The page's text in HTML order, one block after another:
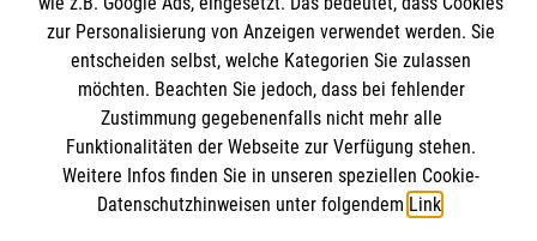
Angebote & Leistungen
Kursangebote
Mitarbeiten & Aktiv werden
Presse und Medien
Impressum
Datenschutz
Malteser online
Malteserorden
zur Personalisierung von Anzeigen verwendet werden. Sie
entscheiden selbst, welche Kategorien Sie zulassen
möchten. Beachten Sie jedoch, dass bei fehlender
Zustimmung gegebenenfalls nicht mehr alle
Funktionalitäten der Webseite zur Verfügung stehen.
Weitere Infos finden Sie in unseren speziellen Cookie-
Datenschutzhinweisen unter folgendem Link.